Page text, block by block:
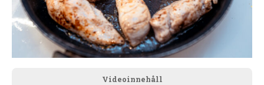
Videoinnehåll